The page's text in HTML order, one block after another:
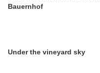
Bauernhof
Under the vineyard sky